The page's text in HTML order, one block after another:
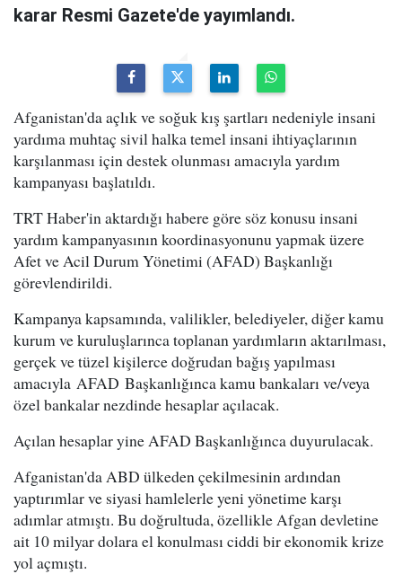
karar Resmi Gazete'de yayımlandı.
Afganistan'da açlık ve soğuk kış şartları nedeniyle insani
yardıma muhtaç sivil halka temel insani ihtiyaçlarının
karşılanması için destek olunması amacıyla yardım
kampanyası başlatıldı.
TRT Haber'in aktardığı habere göre söz konusu insani
yardım kampanyasının koordinasyonunu yapmak üzere
Afet ve Acil Durum Yönetimi (AFAD) Başkanlığı
görevlendirildi.
Kampanya kapsamında, valilikler, belediyeler, diğer kamu
kurum ve kuruluşlarınca toplanan yardımların aktarılması,
gerçek ve tüzel kişilerce doğrudan bağış yapılması
amacıyla AFAD Başkanlığınca kamu bankaları ve/veya
özel bankalar nezdinde hesaplar açılacak.
Açılan hesaplar yine AFAD Başkanlığınca duyurulacak.
Afganistan'da ABD ülkeden çekilmesinin ardından
yaptırımlar ve siyasi hamlelerle yeni yönetime karşı
adımlar atmıştı. Bu doğrultuda, özellikle Afgan devletine
ait 10 milyar dolara el konulması ciddi bir ekonomik krize
yol açmıştı.